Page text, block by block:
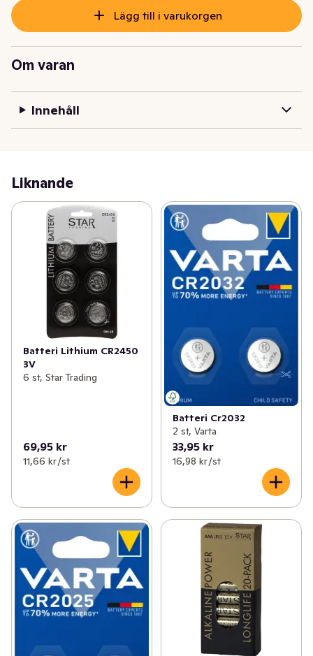
Lägg till i varukorgen
Om varan
Innehåll
Liknande
Batteri Lithium CR2450
3V
6 st, Star Trading
69,95 kr
11,66 kr /st
Batteri Cr2032
2 st, Varta
33,95 kr
16,98 kr /st